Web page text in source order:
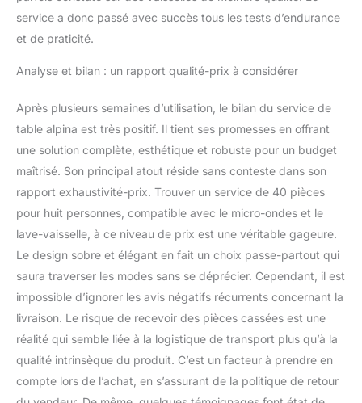
service a donc passé avec succès tous les tests d’endurance
et de praticité.
Analyse et bilan : un rapport qualité-prix à considérer
Après plusieurs semaines d’utilisation, le bilan du service de
table alpina est très positif. Il tient ses promesses en offrant
une solution complète, esthétique et robuste pour un budget
maîtrisé. Son principal atout réside sans conteste dans son
rapport exhaustivité-prix. Trouver un service de 40 pièces
pour huit personnes, compatible avec le micro-ondes et le
lave-vaisselle, à ce niveau de prix est une véritable gageure.
Le design sobre et élégant en fait un choix passe-partout qui
saura traverser les modes sans se déprécier. Cependant, il est
impossible d’ignorer les avis négatifs récurrents concernant la
livraison. Le risque de recevoir des pièces cassées est une
réalité qui semble liée à la logistique de transport plus qu’à la
qualité intrinsèque du produit. C’est un facteur à prendre en
compte lors de l’achat, en s’assurant de la politique de retour